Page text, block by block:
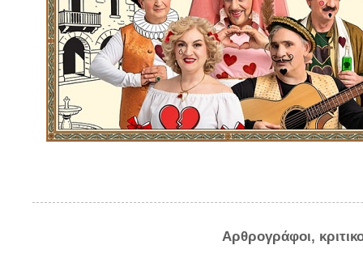
Αρθρογράφοι,